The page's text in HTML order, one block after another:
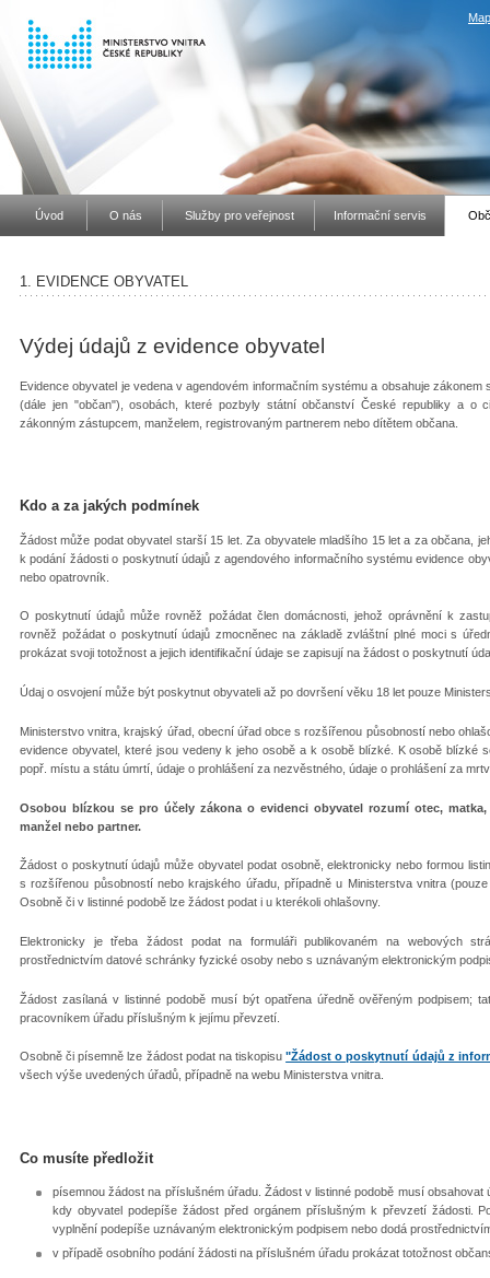
Úvod O nás Služby pro veřejnost Informační servis
1. EVIDENCE OBYVATEL
Výdej údajů z evidence obyvatel
Evidence obyvatel je vedena v agendovém informačním systému a obsahuje
(dále jen "občan"), osobách, které pozbyly státní občanství České republiky a o
zákonným zástupcem, manželem, registrovaným partnerem nebo dítětem občana.
Kdo a za jakých podmínek
Žádost může podat obyvatel starší 15 let. Za obyvatele mladšího 15 let a za občana,
k podání žádosti o poskytnutí údajů z agendového informačního systému evidence
nebo opatrovník.
O poskytnutí údajů může rovněž požádat člen domácnosti, jehož oprávnění k
rovněž požádat o poskytnutí údajů zmocněnec na základě zvláštní plné moci s
prokázat svoji totožnost a jejich identifikační údaje se zapisují na žádost o poskytnutí
Údaj o osvojení může být poskytnut obyvateli až po dovršení věku 18 let pouze
Ministerstvo vnitra, krajský úřad, obecní úřad obce s rozšířenou působností nebo
evidence obyvatel, které jsou vedeny k jeho osobě a k osobě blízké. K osobě blízké
popř. místu a státu úmrtí, údaje o prohlášení za nezvěstného, údaje o prohlášení za
Osobou blízkou se pro účely zákona o evidenci obyvatel rozumí otec,
manžel nebo partner.
Žádost o poskytnutí údajů může obyvatel podat osobně, elektronicky nebo formou
s rozšířenou působností nebo krajského úřadu, případně u Ministerstva vnitra
Osobně či v listinné podobě lze žádost podat i u kterékoli ohlašovny.
Elektronicky je třeba žádost podat na formuláři publikovaném na webových
prostřednictvím datové schránky fyzické osoby nebo s uznávaným elektronickým
Žádost zasílaná v listinné podobě musí být opatřena úředně ověřeným podpisem;
pracovníkem úřadu příslušným k jejímu převzetí.
Osobně či písemně lze žádost podat na tiskopisu"Žádost o poskytnutí údajů z
všech výše uvedených úřadů, případně na webu Ministerstva vnitra.
Co musíte předložit
písemnou žádost na příslušném úřadu. Žádost v listinné podobě musí
kdy obyvatel podepíše žádost před orgánem příslušným k převzetí žádosti.
vyplnění podepíše uznávaným elektronickým podpisem nebo dodá
v případě osobního podání žádosti na příslušném úřadu prokázat totožnost